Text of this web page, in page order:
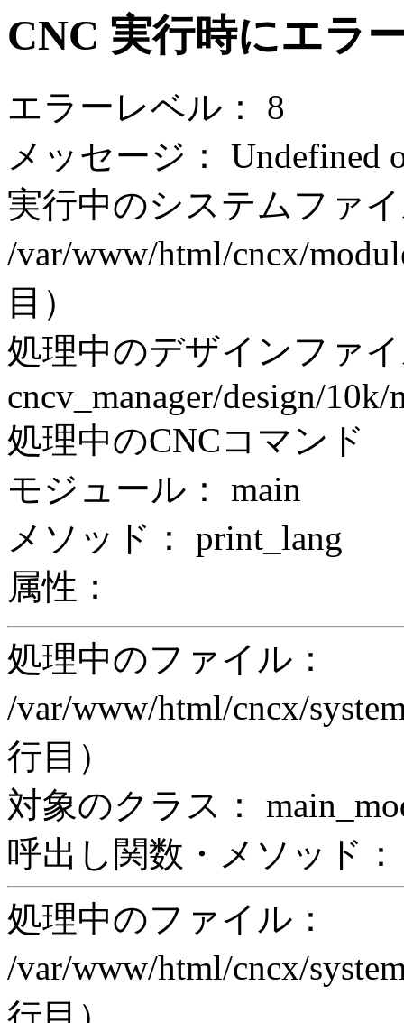
CNC 実行時にエラ
エラーレベル： 8
メッセージ： Undefined
実行中のシステムファ
/var/www/html/cncx/
目）
処理中のデザインファ
cncv_manager/design/10k/
処理中のCNCコマンド
モジュール： main
メソッド： print_lang
属性：
処理中のファイル：
/var/www/html/cncx/
行目）
対象のクラス：
呼出し関数・メソッド：
処理中のファイル：
/var/www/html/cncx/